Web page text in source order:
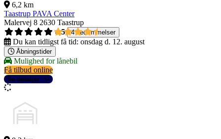
6,2 km
Taastrup PAVA Center
Malervej 8 2630 Taastrup
4,5
4 bedømmelser
Du kan tidligst få tid: onsdag d. 12. august
Åbningstider
Mulighed for lånebil
Få tilbud online
Se detaljer